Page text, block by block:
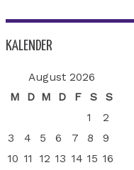
KALENDER
August 2026
M
D M D F S
S
1
2
3
4 5 6 7 8
9
10 11 12 13 14 15 16